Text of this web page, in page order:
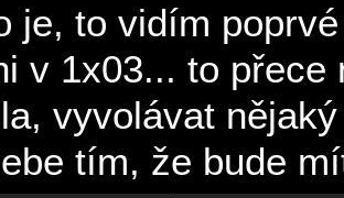
je, to vidím
v 1x03... to přece
vyvolávat
tím, že bude